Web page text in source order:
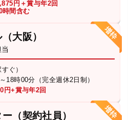
円＋賞与年2回
間含む
大阪）
ぐ）
18時00分（完全週休2日制）
円+賞与年2回
（契約社員）